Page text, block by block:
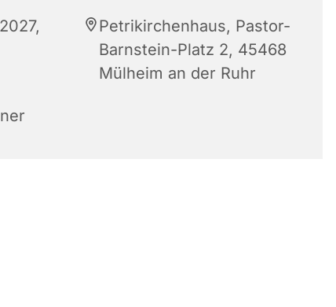
Petrikirchenhaus, Pastor-
Barnstein-Platz 2, 45468
Mülheim an der Ruhr